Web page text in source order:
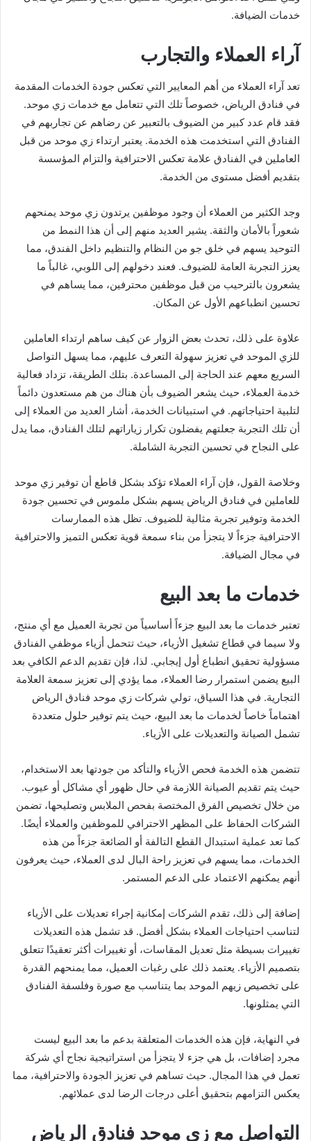
خدمات الضيافة.
آراء العملاء والتجارب
تعد آراء العملاء من أهم المعايير التي تعكس جودة الخدمات المقدمة
في فنادق الرياض، خصوصاً تلك التي تتعامل مع خدمات زي موحد.
فقد قام عدد كبير من الضيوف بالتعبير عن رضاهم عن تجاربهم في
الفنادق التي استخدمت هذه الخدمة. يعتبر ارتداء زي موحد من قبل
العاملين في الفنادق علامة تعكس الاحترافية والتزام المؤسسة
بتقديم أفضل مستوى من الخدمة.
وجد الكثير من العملاء أن وجود موظفين يرتدون زي موحد يمنحهم
شعوراً بالأمان والثقة. يشير العديد منهم إلى أن هذا النمط من
التوحيد يسهم في خلق جو من النظام والتنظيم داخل الفندق، مما
يعزز التجربة العامة للضيوف. فعند دخولهم إلى اللوبي، غالباً ما
يشعرون بالترحيب من قبل موظفين محترفين، مما يساهم في
تحسين انطباعهم الأول عن المكان.
علاوة على ذلك، تحدث بعض الزوار عن كيف ساهم ارتداء العاملين
للزي الموحد في تعزيز سهولة التعرف عليهم، مما يسهل التواصل
السريع معهم عند الحاجة إلى المساعدة. بتلك الطريقة، تزداد فعالية
خدمة العملاء، حيث يشعر الضيوف بأن هناك من هم مستعدون دائماً
لتلبية احتياجاتهم. في استبيانات الخدمة، أشار العديد من العملاء إلى
أن تلك التجربة جعلتهم يفضلون تكرار زياراتهم لتلك الفنادق، مما يدل
على النجاح في تحسين التجربة الشاملة.
وخلاصة القول، فإن آراء العملاء تؤكد بشكل قاطع أن توفير زي موحد
للعاملين في فنادق الرياض يسهم بشكل ملموس في تحسين جودة
الخدمة وتوفير تجربة مثالية للضيوف. تظل هذه الممارسات
الاحترافية جزءاً لا يتجزأ من بناء سمعة قوية تعكس التميز والاحترافية
في مجال الضيافة.
خدمات ما بعد البيع
تعتبر خدمات ما بعد البيع جزءاً أساسياً من تجربة العميل مع أي منتج،
ولا سيما في قطاع تشغيل الأزياء، حيث تتحمل أزياء موظفي الفنادق
مسؤولية تحقيق انطباع أول إيجابي. لذا، فإن تقديم الدعم الكافي بعد
البيع يضمن استمرار رضا العملاء، مما يؤدي إلى تعزيز سمعة العلامة
التجارية. في هذا السياق، تولي شركات زي موحد فنادق الرياض
اهتماماً خاصاً لخدمات ما بعد البيع، حيث يتم توفير حلول متعددة
تشمل الصيانة والتعديلات على الأزياء.
تتضمن هذه الخدمة فحص الأزياء والتأكد من جودتها بعد الاستخدام،
حيث يتم تقديم الصيانة اللازمة في حال ظهور أي مشاكل أو عيوب.
من خلال تخصيص الفرق المختصة بفحص الملابس وتصليحها، تضمن
الشركات الحفاظ على المظهر الاحترافي للموظفين والعملاء أيضًا.
كما تعد عملية استبدال القطع التالفة أو الضائعة جزءاً من هذه
الخدمات، مما يسهم في تعزيز راحة البال لدى العملاء، حيث يعرفون
أنهم يمكنهم الاعتماد على الدعم المستمر.
إضافة إلى ذلك، تقدم الشركات إمكانية إجراء تعديلات على الأزياء
لتناسب احتياجات العملاء بشكل أفضل. قد تشمل هذه التعديلات
تغييرات بسيطة مثل تعديل المقاسات، أو تغييرات أكثر تعقيدًا تتعلق
بتصميم الأزياء. يعتمد ذلك على رغبات العميل، مما يمنحهم القدرة
على تخصيص زيهم الموحد بما يتناسب مع صورة وفلسفة الفنادق
التي يمثلونها.
في النهاية، فإن هذه الخدمات المتعلقة بدعم ما بعد البيع ليست
مجرد إضافات، بل هي جزء لا يتجزأ من استراتيجية نجاح أي شركة
تعمل في هذا المجال. حيث تساهم في تعزيز الجودة والاحترافية، مما
يعكس التزامهم بتحقيق أعلى درجات الرضا لدى عملائهم.
التواصل مع زي موحد فنادق الرياض